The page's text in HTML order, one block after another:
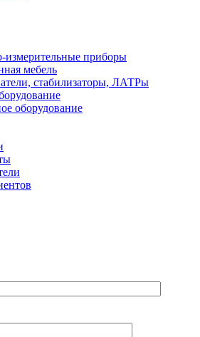
измерительные приборы
мебель
стабилизаторы, ЛАТРы
оборудование